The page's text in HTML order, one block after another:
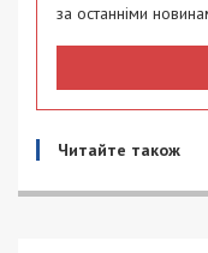
за останніми
Читайте також